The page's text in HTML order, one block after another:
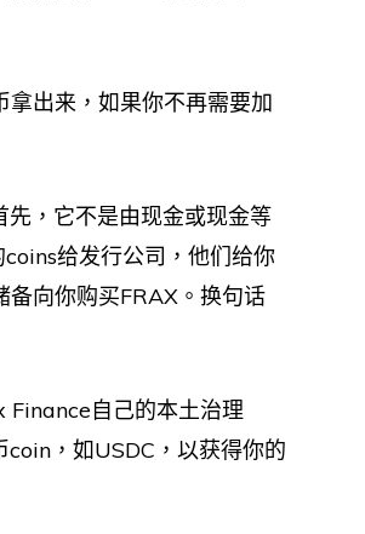
出来，如果你不再需要加
，它不是由现金或现金等
给发行公司，他们给你
备向你购买FRAX。换句话
Finance自己的本土治理
，如USDC，以获得你的